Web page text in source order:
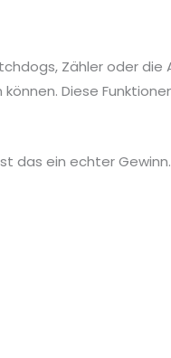
Zähler oder die
Diese
das ein echter Gewinn.